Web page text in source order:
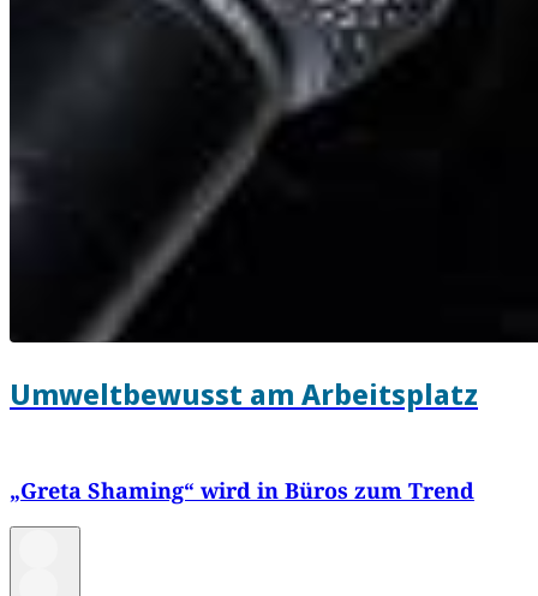
Umweltbewusst am Arbeitsplatz
„Greta Shaming“ wird in Büros zum Trend